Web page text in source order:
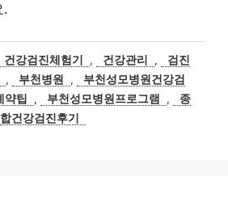
.
건강검진체험기 , 건강관리 ,
검진
, 부천병원 ,
부천성모병원건강검
약팁 , 부천성모병원프로그램 ,
종
합건강검진후기